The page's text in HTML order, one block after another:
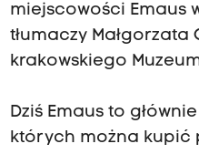
miejscowości Emaus
tłumaczy Małgorzata
krakowskiego
Dziś Emaus to
których można kupić